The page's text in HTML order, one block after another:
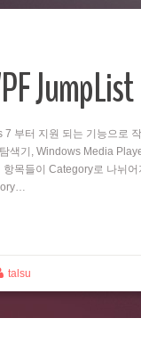
JumpList
부터 지원 되는 기능으로
색기, Windows Media
목들이 Category로 나뉘
talsu